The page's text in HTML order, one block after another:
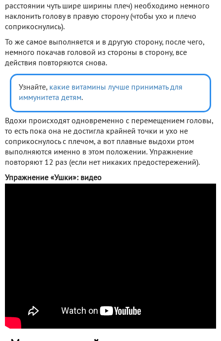
расстоянии чуть шире ширины плеч) необходимо немного
наклонить голову в правую сторону (чтобы ухо и плечо
соприкоснулись).
То же самое выполняется и в другую сторону, после чего,
немного покачав головой из стороны в сторону, все
действия повторяются снова.
Узнайте, какие витамины лучше принимать для
иммунитета детям.
Вдохи происходят одновременно с перемещением головы,
то есть пока она не достигла крайней точки и ухо не
соприкоснулось с плечом, а вот плавные выдохи ртом
выполняются именно в этом положении. Упражнение
повторяют 12 раз (если нет никаких предостережений).
Упражнение «Ушки»: видео